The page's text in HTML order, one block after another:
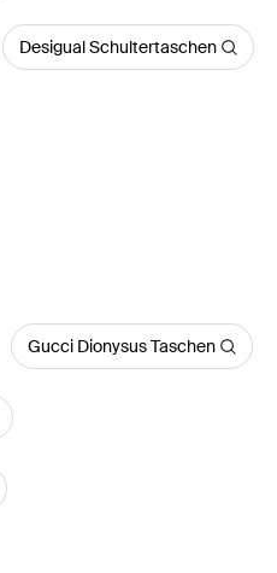
Desigual Schultertaschen
Gucci Dionysus Taschen